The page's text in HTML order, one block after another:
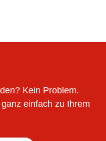
Kein Problem.
einfach zu Ihrem